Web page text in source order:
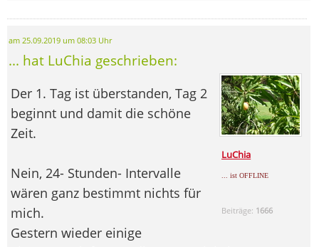
am 25.09.2019 um 08:03 Uhr
... hat LuChia geschrieben:
LuChia
... ist OFFLINE
Beiträge: 1666
Der 1. Tag ist überstanden, Tag 2
beginnt und damit die schöne
Zeit.
Nein, 24- Stunden- Intervalle
wären ganz bestimmt nichts für
mich.
Gestern wieder einige